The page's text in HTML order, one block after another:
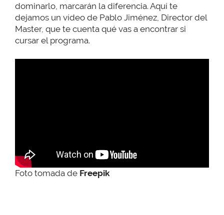
dominarlo, marcarán la diferencia. Aquí te
dejamos un vídeo de Pablo Jiménez, Director del
Master, que te cuenta qué vas a encontrar si
cursar el programa.
Foto tomada de Freepik